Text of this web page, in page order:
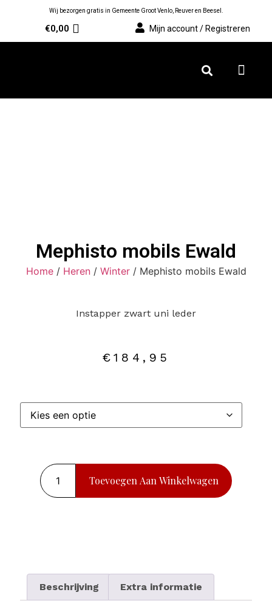
Wij bezorgen gratis in Gemeente Groot Venlo, Reuver en Beesel.
€0,00 Mijn account / Registreren
Mephisto mobils Ewald
Home/ Heren/ Winter/ Mephisto mobils Ewald
Instapper zwart uni leder
€ 184,95
Toevoegen Aan Winkelwagen
Beschrijving Extra informatie